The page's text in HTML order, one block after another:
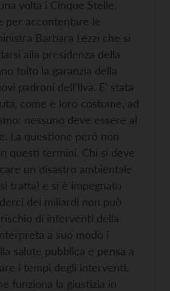
volta i Cinque Stelle.
per accontentare le
Barbara Lezzi che si
alla presidenza della
tolto la garanzia della
padroni dell’Ilva. E’ stata
come è loro costume, ad
nessuno deve essere al
La questione però non
questi termini. Chi si deve
un disastro ambientale
tratta) e si è impegnato
dei miliardi non può
di interventi della
a suo modo i
salute pubblica e pensa a
i tempi degli interventi.
funziona la giustizia in